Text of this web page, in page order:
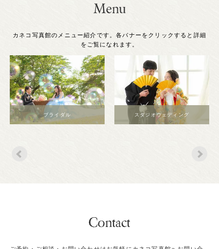
カネコ写真館のメニュー紹介です。各バナーをクリックすると詳細
をご覧になれます。
ブライダル スタジオウェディング